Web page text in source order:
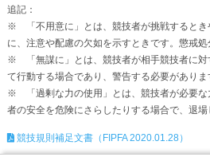
追記：
※ 「不用意に」とは、競技者が挑戦するとき
に、注意や配慮の欠如を示すときです。懲戒処
※ 「無謀に」とは、競技者が相手競技者に対
て行動する場合であり、警告する必要がありま
※ 「過剰な力の使用」とは、競技者が必要な
者の安全を危険にさらしたりする場合で、退場
競技規則補足文書（FIPFA 2020.01.28）